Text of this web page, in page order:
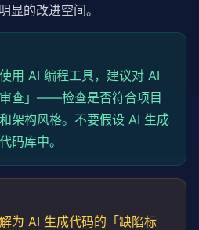
显的改进空间。
用 AI 编程工具，建议对 AI
查」——检查是否符合项目
架构风格。不要假设 AI 生成
码库中。
为 AI 生成代码的「缺陷标